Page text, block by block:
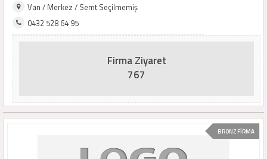
Van / Merkez / Semt Seçilmemiş
0432 528 64 95
Firma Ziyaret
767
BRONZ FİRMA